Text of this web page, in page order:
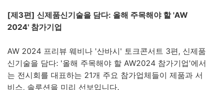
[제3편] 신제품신기술을 담다: 올해 주목해야 할 'AW
2024' 참가기업
AW 2024 프리뷰 웨비나 '산바시' 토크콘서트 3편, 신제품
신기술을 담다: '올해 주목해야 할 AW2024 참가기업'에서
는 전시회를 대표하는 21개 주요 참가업체들이 제품과 서
비스, 솔루션을 미리 선보입니다.